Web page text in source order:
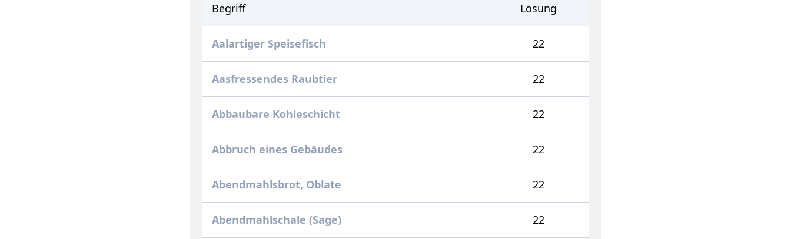
Begriff Lösung
Aalartiger Speisefisch 22
Aasfressendes Raubtier 22
Abbaubare Kohleschicht 22
Abbruch eines Gebäudes 22
Abendmahlsbrot, Oblate 22
Abendmahlschale (Sage) 22